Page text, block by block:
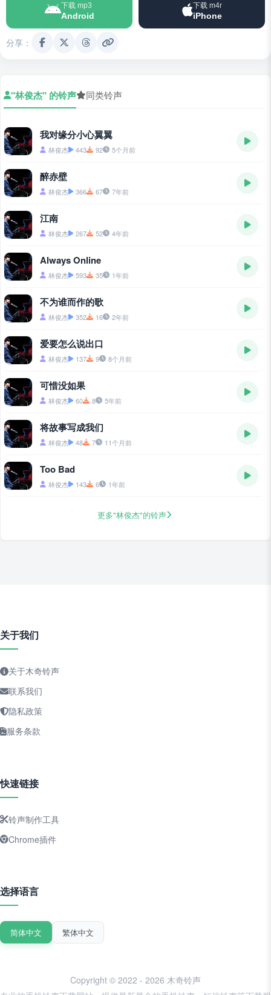
下载 mp3
Android
下载 m4r
iPhone
分享：
"林俊杰" 的铃声 同类铃声
我对缘分小心翼翼
林俊杰 443 92 5个月前
醉赤壁
林俊杰 366 67 7年前
江南
林俊杰 267 52 4年前
Always Online
林俊杰 593 35 1年前
不为谁而作的歌
林俊杰 352 16 2年前
爱要怎么说出口
林俊杰 137 9 8个月前
可惜没如果
林俊杰 60 8 5年前
将故事写成我们
林俊杰 48 7 11个月前
Too Bad
林俊杰 143 6 1年前
更多"林俊杰"的铃声
关于我们
关于木奇铃声
联系我们
隐私政策
服务条款
快速链接
铃声制作工具
Chrome插件
选择语言
简体中文 繁体中文
Copyright © 2022 - 2026 木奇铃声